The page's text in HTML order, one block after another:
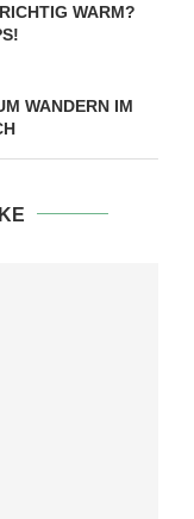
WARM?
WANDERN IM